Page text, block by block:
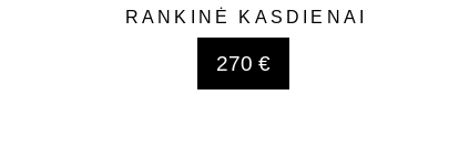
RANKINĖ KASDIENAI
270 €